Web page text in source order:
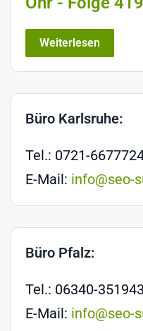
Weiterlesen
Büro Karlsruhe:
Tel.: 0721-
E-Mail: info@seo-
Büro Pfalz:
Tel.: 06340-351943
E-Mail: info@seo-